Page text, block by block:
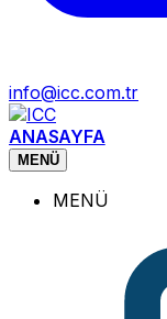
info@icc.com.tr
ANASAYFA
MENÜ
MENÜ